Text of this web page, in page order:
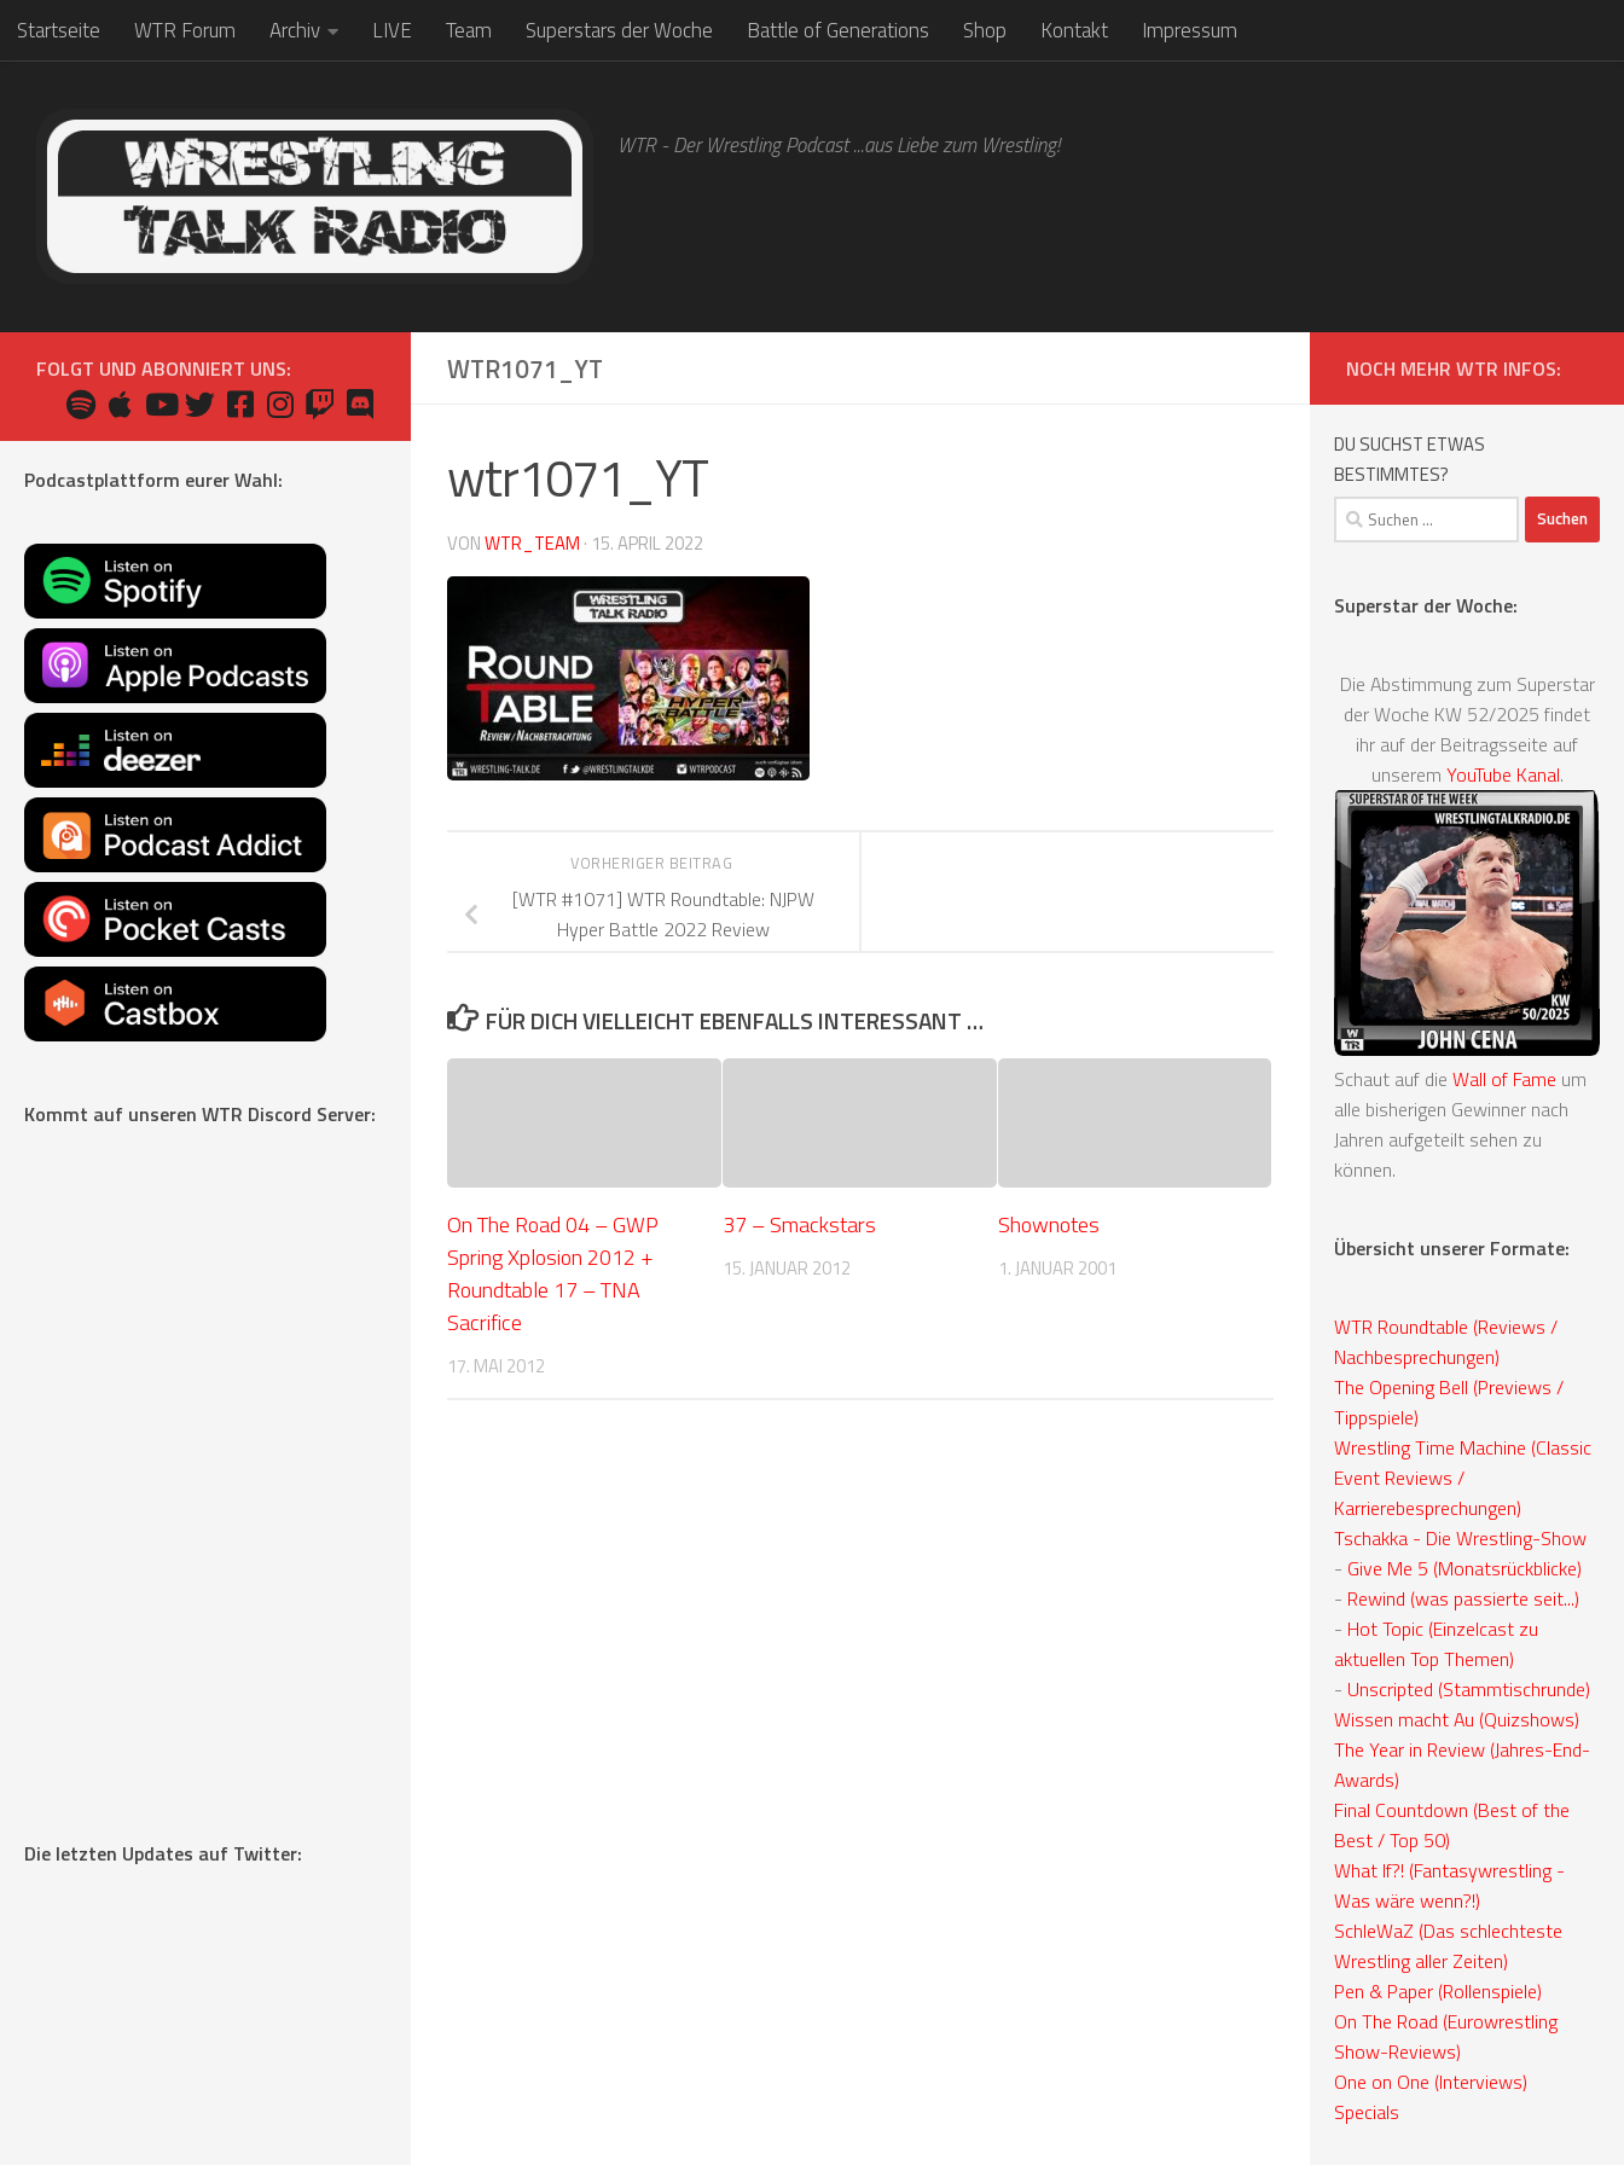
Zum Inhalt springen
Startseite WTR Forum Archiv LIVE Team Superstars der Woche Battle of Generations Shop Kontakt Impressum
WTR - Der Wrestling Podcast ...aus Liebe zum Wrestling!
WTR1071_YT
wtr1071_YT
VONWTR_TEAM · 15. APRIL 2022
VORHERIGER BEITRAG
[WTR #1071] WTR Roundtable: NJPW
Hyper Battle 2022 Review
FÜR DICH VIELLEICHT EBENFALLS INTERESSANT …
On The Road 04 – GWP
Spring Xplosion 2012 +
Roundtable 17 – TNA
Sacrifice
17. MAI 2012
37 – Smackstars
15. JANUAR 2012
Shownotes
1. JANUAR 2001
FOLGT UND ABONNIERT UNS:
Podcastplattform eurer Wahl:
Kommt auf unseren WTR Discord Server:
Die letzten Updates auf Twitter:
NOCH MEHR WTR INFOS:
DU SUCHST ETWAS
BESTIMMTES?
Suchen
nach:
Superstar der Woche:
Die Abstimmung zum Superstar
der Woche KW 52/2025 findet
ihr auf der Beitragsseite auf
unserem YouTube Kanal.
Schaut auf die Wall of Fame um
alle bisherigen Gewinner nach
Jahren aufgeteilt sehen zu
können.
Übersicht unserer Formate:
WTR Roundtable (Reviews /
Nachbesprechungen)
The Opening Bell (Previews /
Tippspiele)
Wrestling Time Machine (Classic
Event Reviews /
Karrierebesprechungen)
Tschakka - Die Wrestling-Show
- Give Me 5 (Monatsrückblicke)
- Rewind (was passierte seit...)
- Hot Topic (Einzelcast zu
aktuellen Top Themen)
- Unscripted (Stammtischrunde)
Wissen macht Au (Quizshows)
The Year in Review (Jahres-End-
Awards)
Final Countdown (Best of the
Best / Top 50)
What If?! (Fantasywrestling -
Was wäre wenn?!)
SchleWaZ (Das schlechteste
Wrestling aller Zeiten)
Pen & Paper (Rollenspiele)
On The Road (Eurowrestling
Show-Reviews)
One on One (Interviews)
Specials